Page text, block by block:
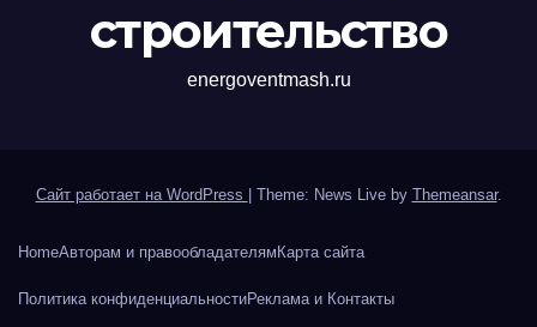
строительство
energoventmash.ru
Сайт работает на WordPress Theme: News Live by Themeansar.
HomeАвторам и правообладателям Карта сайта
Политика конфиденциальностиРеклама и Контакты